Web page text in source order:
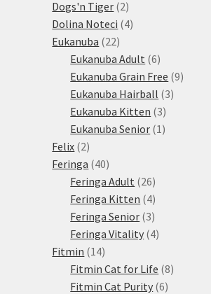
produktů
Dogs'n Tiger 22
produkty
Dolina Noteci 44
Eukanuba 2222
produktů
Eukanuba Adult 66
produktů
Eukanuba Grain Free 99
Eukanuba Hairball 33
Eukanuba Kitten 33
produkty
Eukanuba Senior 1 1
Felix 22
produkty
Feringa 4040
produktů
Feringa Adult 2626
produktů
Feringa Kitten 44
produkty
Feringa Senior 33
produkty
Feringa Vitality 44
Fitmin 1414
produktů
Fitmin Cat for Life 88
Fitmin Cat Purity 66